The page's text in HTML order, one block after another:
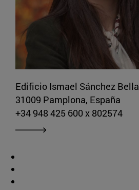
Edificio Ismael Sánchez Bella
31009 Pamplona, España
+34 948 425 600 x 802574